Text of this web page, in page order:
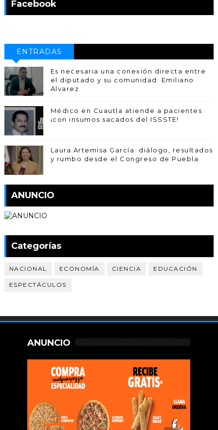
Facebook
ENTRADAS
POPULARESEs necesaria una conexión directa entre
el diputado y su comunidad: Emiliano
Álvarez
Médico en Cuautla atiende a pacientes
¡con insumos sacados del ISSSTE!
Laura Artemisa García: diálogo, resultados
y rumbo desde el Congreso de Puebla
ANUNCIO
Categorías
NACIONAL ECONOMÍA CIENCIA EDUCACIÓN
ESPECTÁCULOS
ANUNCIO